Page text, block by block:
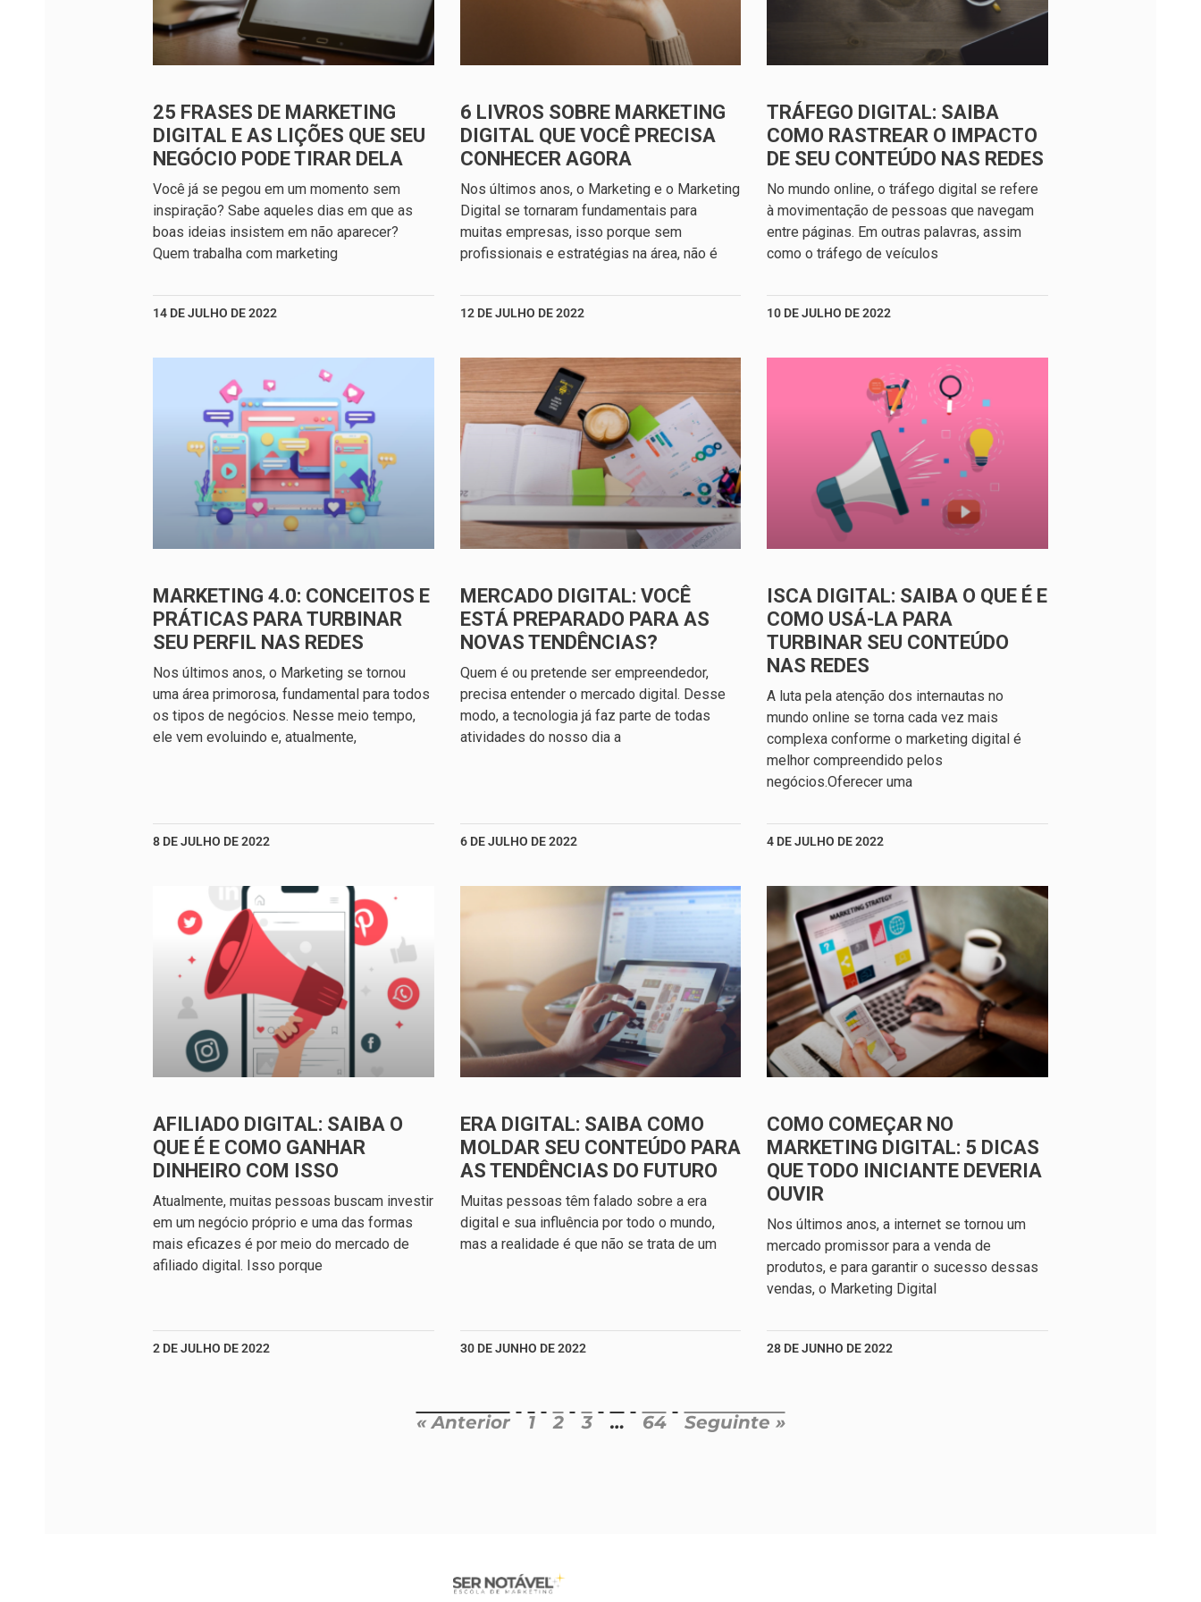
25 FRASES DE MARKETING
DIGITAL E AS LIÇÕES QUE SEU
NEGÓCIO PODE TIRAR DELA
Você já se pegou em um momento sem
inspiração? Sabe aqueles dias em que as
boas ideias insistem em não aparecer?
Quem trabalha com marketing
14 DE JULHO DE 2022
6 LIVROS SOBRE MARKETING
DIGITAL QUE VOCÊ PRECISA
CONHECER AGORA
Nos últimos anos, o Marketing e o Marketing
Digital se tornaram fundamentais para
muitas empresas, isso porque sem
profissionais e estratégias na área, não é
12 DE JULHO DE 2022
TRÁFEGO DIGITAL: SAIBA
COMO RASTREAR O IMPACTO
DE SEU CONTEÚDO NAS REDES
No mundo online, o tráfego digital se refere
à movimentação de pessoas que navegam
entre páginas. Em outras palavras, assim
como o tráfego de veículos
10 DE JULHO DE 2022
MARKETING 4.0: CONCEITOS E
PRÁTICAS PARA TURBINAR
SEU PERFIL NAS REDES
Nos últimos anos, o Marketing se tornou
uma área primorosa, fundamental para todos
os tipos de negócios. Nesse meio tempo,
ele vem evoluindo e, atualmente,
8 DE JULHO DE 2022
MERCADO DIGITAL: VOCÊ
ESTÁ PREPARADO PARA AS
NOVAS TENDÊNCIAS?
Quem é ou pretende ser empreendedor,
precisa entender o mercado digital. Desse
modo, a tecnologia já faz parte de todas
atividades do nosso dia a
6 DE JULHO DE 2022
ISCA DIGITAL: SAIBA O QUE É E
COMO USÁ-LA PARA
TURBINAR SEU CONTEÚDO
NAS REDES
A luta pela atenção dos internautas no
mundo online se torna cada vez mais
complexa conforme o marketing digital é
melhor compreendido pelos
negócios.Oferecer uma
4 DE JULHO DE 2022
AFILIADO DIGITAL: SAIBA O
QUE É E COMO GANHAR
DINHEIRO COM ISSO
Atualmente, muitas pessoas buscam investir
em um negócio próprio e uma das formas
mais eficazes é por meio do mercado de
afiliado digital. Isso porque
2 DE JULHO DE 2022
ERA DIGITAL: SAIBA COMO
MOLDAR SEU CONTEÚDO PARA
AS TENDÊNCIAS DO FUTURO
Muitas pessoas têm falado sobre a era
digital e sua influência por todo o mundo,
mas a realidade é que não se trata de um
30 DE JUNHO DE 2022
COMO COMEÇAR NO
MARKETING DIGITAL: 5 DICAS
QUE TODO INICIANTE DEVERIA
OUVIR
Nos últimos anos, a internet se tornou um
mercado promissor para a venda de
produtos, e para garantir o sucesso dessas
vendas, o Marketing Digital
28 DE JUNHO DE 2022
« Anterior 1 2 3 … 64 Seguinte »